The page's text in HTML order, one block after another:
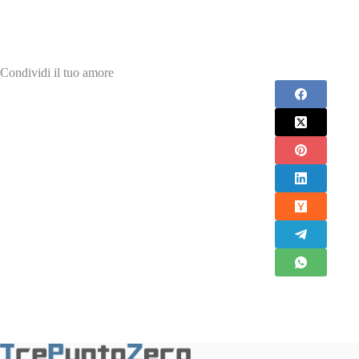
Condividi il tuo amore